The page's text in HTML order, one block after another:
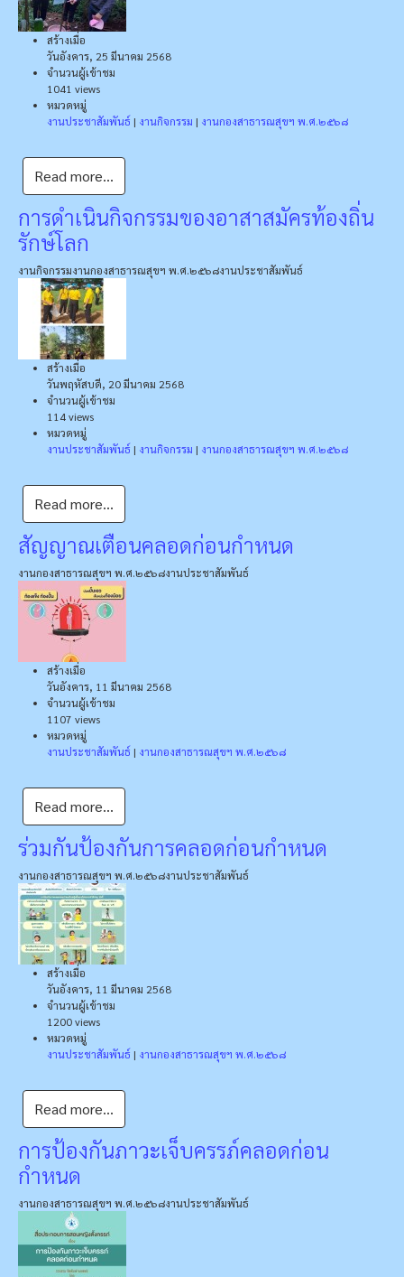
สร้างเมื่อ
วันอังคาร, 25 มีนาคม 2568
จำนวนผู้เข้าชม
1041 views
หมวดหมู่
งานประชาสัมพันธ์ | งานกิจกรรม | งานกองสาธารณสุขฯ พ.ศ.๒๕๖๘
Read more...
การดำเนินกิจกรรมของอาสาสมัครท้องถิ่น
รักษ์โลก
งานกิจกรรมงานกองสาธารณสุขฯ พ.ศ.๒๕๖๘งานประชาสัมพันธ์
สร้างเมื่อ
วันพฤหัสบดี, 20 มีนาคม 2568
จำนวนผู้เข้าชม
114 views
หมวดหมู่
งานประชาสัมพันธ์ | งานกิจกรรม | งานกองสาธารณสุขฯ พ.ศ.๒๕๖๘
Read more...
สัญญาณเตือนคลอดก่อนกำหนด
งานกองสาธารณสุขฯ พ.ศ.๒๕๖๘งานประชาสัมพันธ์
สร้างเมื่อ
วันอังคาร, 11 มีนาคม 2568
จำนวนผู้เข้าชม
1107 views
หมวดหมู่
งานประชาสัมพันธ์ | งานกองสาธารณสุขฯ พ.ศ.๒๕๖๘
Read more...
ร่วมกันป้องกันการคลอดก่อนกำหนด
งานกองสาธารณสุขฯ พ.ศ.๒๕๖๘งานประชาสัมพันธ์
สร้างเมื่อ
วันอังคาร, 11 มีนาคม 2568
จำนวนผู้เข้าชม
1200 views
หมวดหมู่
งานประชาสัมพันธ์ | งานกองสาธารณสุขฯ พ.ศ.๒๕๖๘
Read more...
การป้องกันภาวะเจ็บครรภ์คลอดก่อน
กำหนด
งานกองสาธารณสุขฯ พ.ศ.๒๕๖๘งานประชาสัมพันธ์